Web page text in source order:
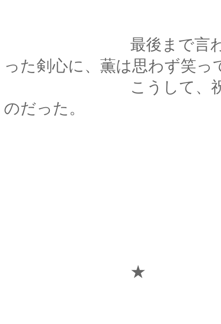
最後まで言わせずに
った剣心に、薫は思わず笑っ
こうして、祝いの酒
のだった。
★